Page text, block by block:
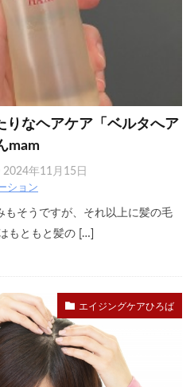
りなヘアケア「ベルタへア
mam
2024年11月15日
ション
もそうですが、それ以上に髪の毛
もともと髪の […]
エイジングケアひろば